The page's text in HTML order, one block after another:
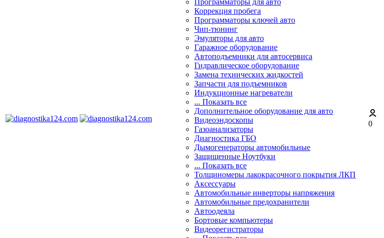
Программаторы для авто
Коррекция пробега
Программаторы ключей авто
Чип-тюнинг
Эмуляторы для авто
Гаражное оборудование
Автоподъемники для автосервиса
Гидравлическое оборудование
Замена технических жидкостей
Запчасти для подъемников
Индукционные нагреватели
... Показать все
Дополнительное оборудование для авто
Видеоэндоскопы
Газоанализаторы
Диагностика ГБО
Дымогенераторы автомобильные
Защищенные Ноутбуки
... Показать все
Толщиномеры лакокрасочного покрытия ЛКП
Аксессуары
Автомобильные инверторы напряжения
Автомобильные предохранители
Автоодеяла
Бортовые компьютеры
Видеорегистраторы
0